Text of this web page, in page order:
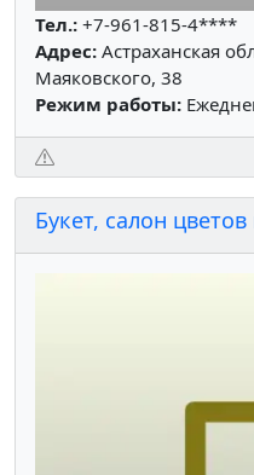
Тел.: +7-961-815-4****
Адрес: Астраханская
Маяковского, 38
Режим работы:
Букет, салон